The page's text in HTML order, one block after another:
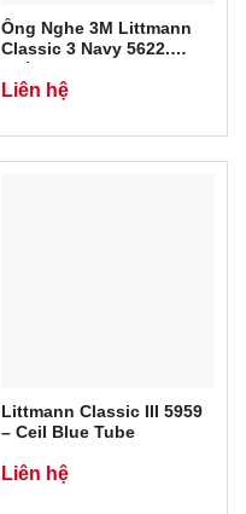
Ống Nghe 3M Littmann
Classic 3 Navy 5622.
Liên hệ
Littmann Classic III 5959
– Ceil Blue Tube
Liên hệ